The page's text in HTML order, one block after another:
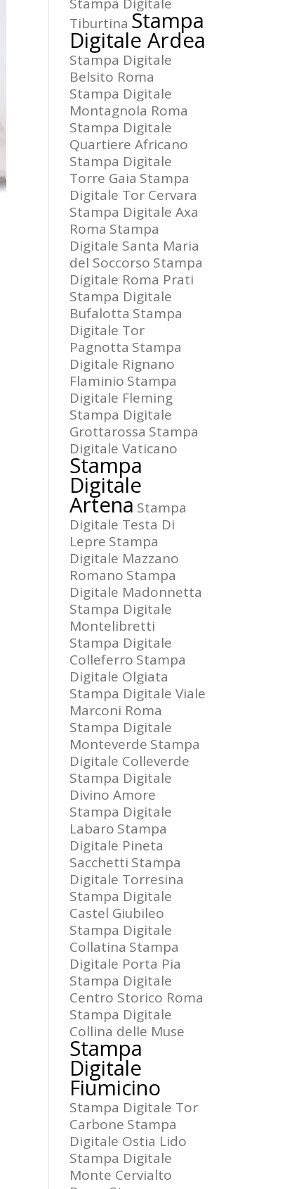
Tiburtina Stampa
Digitale Ardea
Stampa Digitale
Belsito Roma
Stampa Digitale
Montagnola Roma
Stampa Digitale
Quartiere Africano
Stampa Digitale
Torre Gaia Stampa
Digitale Tor Cervara
Stampa Digitale Axa
Roma Stampa
Digitale Santa Maria
del Soccorso Stampa
Digitale Roma Prati
Stampa Digitale
Bufalotta Stampa
Digitale Tor
Pagnotta Stampa
Digitale Rignano
Flaminio Stampa
Digitale Fleming
Stampa Digitale
Grottarossa Stampa
Digitale Vaticano
Stampa
Digitale
Artena Stampa
Digitale Testa Di
Lepre Stampa
Digitale Mazzano
Romano Stampa
Digitale Madonnetta
Stampa Digitale
Montelibretti
Stampa Digitale
Colleferro Stampa
Digitale Olgiata
Stampa Digitale Viale
Marconi Roma
Stampa Digitale
Monteverde Stampa
Digitale Colleverde
Stampa Digitale
Divino Amore
Stampa Digitale
Labaro Stampa
Digitale Pineta
Sacchetti Stampa
Digitale Torresina
Stampa Digitale
Castel Giubileo
Stampa Digitale
Collatina Stampa
Digitale Porta Pia
Stampa Digitale
Centro Storico Roma
Stampa Digitale
Collina delle Muse
Stampa
Digitale
Fiumicino
Stampa Digitale Tor
Carbone Stampa
Digitale Ostia Lido
Stampa Digitale
Monte Cervialto